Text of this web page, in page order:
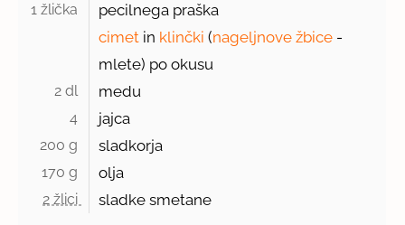
1 žlička
pecilnega praška
cimet in klinčki (nageljnove žbice -
mlete) po okusu
2 dl medu
4 jajca
200 g sladkorja
170 g olja
2 žlici sladke smetane